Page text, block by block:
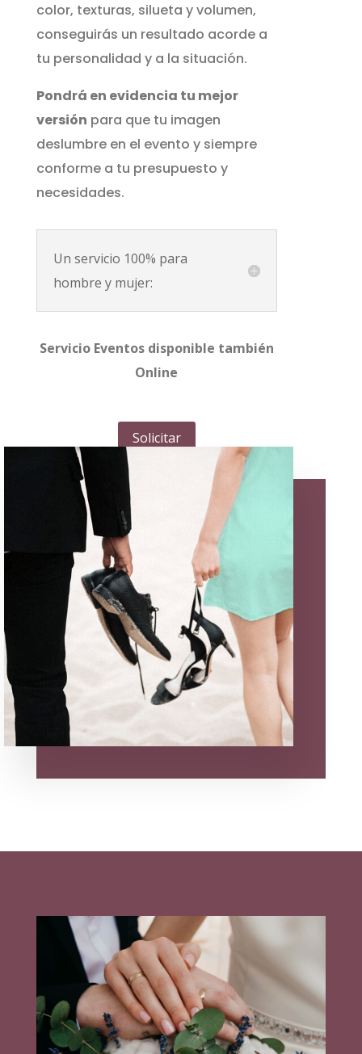
color, texturas, silueta y volumen,
conseguirás un resultado acorde a
tu personalidad y a la situación.
Pondrá en evidencia tu mejor
versión para que tu imagen
deslumbre en el evento y siempre
conforme a tu presupuesto y
necesidades.
Un servicio 100% para
hombre y mujer:
Servicio Eventos disponible también
Online
Solicitar